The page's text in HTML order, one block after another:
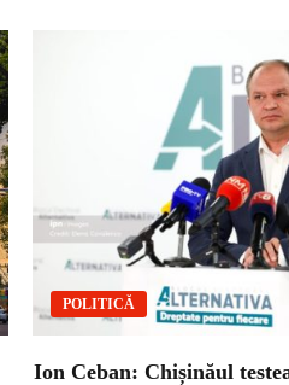
POLITICĂ
Ion Ceban: Chișinăul